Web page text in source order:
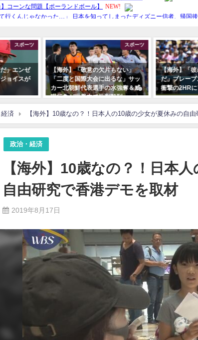
スポーツ
」エンゼ
ョイスが
スポーツ
【海外】「敬意の欠片もない」
「二度と国際大会に出るな」サッ
カー北朝鮮代表選手の水強奪＆威
嚇行為が世界中で批判殺到
【海外】「
だ」ブレー
衝撃の2HR
済 【海外】10歳なの？！日本人の10歳の少女が夏休みの自
政治・経済
【海外】10歳なの？！日本
自由研究で香港デモを取材
2019年8月17日